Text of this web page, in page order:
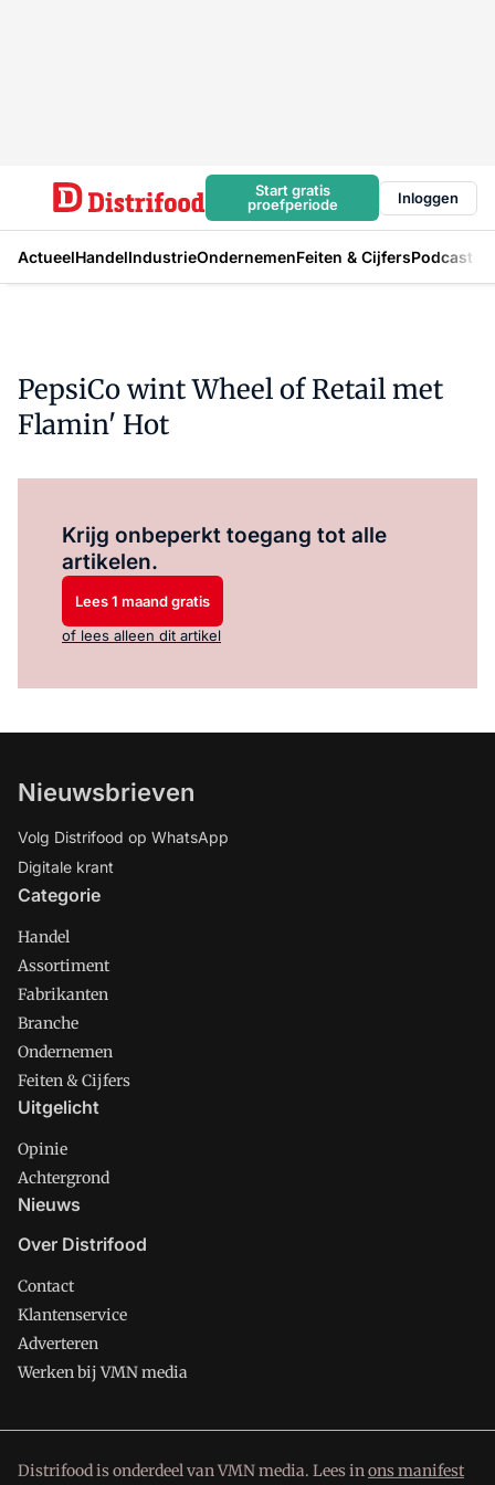
Start gratis
proefperiode
Inloggen
ActueelHandelIndustrieOndernemenFeiten & CijfersPodcast
PepsiCo wint Wheel of Retail met
Flamin' Hot
Krijg onbeperkt toegang tot alle
artikelen.
Lees 1 maand gratis
of lees alleen dit artikel
Nieuwsbrieven
Volg Distrifood op WhatsApp
Digitale krant
Categorie
Handel
Assortiment
Fabrikanten
Branche
Ondernemen
Feiten & Cijfers
Uitgelicht
Opinie
Achtergrond
Nieuws
Over Distrifood
Contact
Klantenservice
Adverteren
Werken bij VMN media
Distrifood is onderdeel van VMN media. Lees inons manifest